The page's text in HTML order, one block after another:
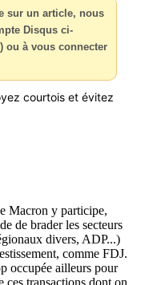
sur un article, nous
Disqus ci-
ou à vous connecter
courtois et évitez